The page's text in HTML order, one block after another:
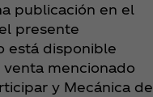
publicación en el
presente
está disponible
mencionado
y Mecánica de